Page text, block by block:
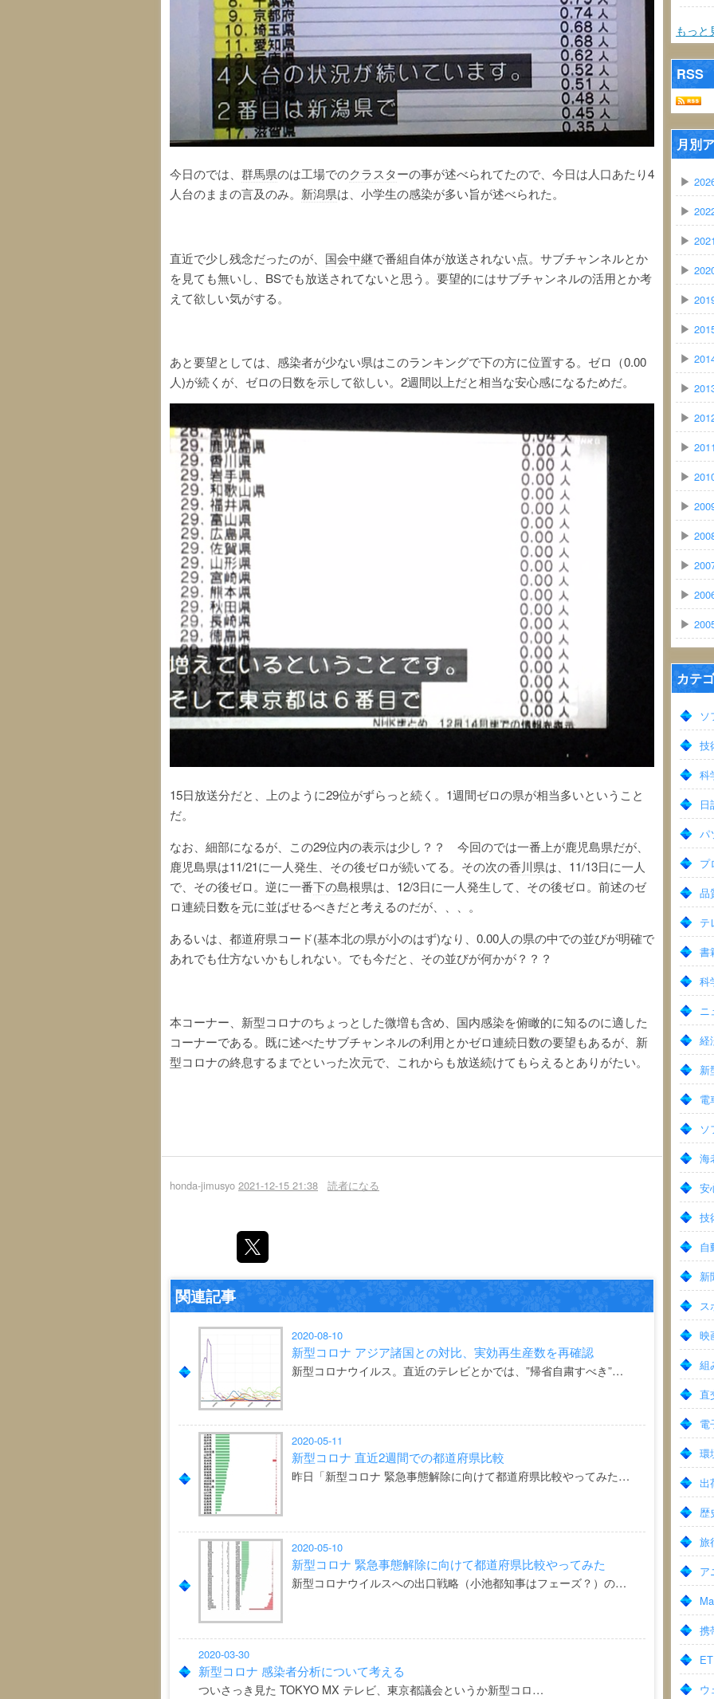
今日のでは、 群馬県のは工場でのクラスターの事が述べられてたので、今日は人口あたり4
人台のままの言及のみ。 新潟県は、小学生の感染が多い旨が述べられた。
直近で少し残念だったのが、 国会中継で番組自体が放送されない点。サブチャンネルとか
を見ても無いし、BSでも放送されてないと思う。要望的にはサブチャンネルの活用とか考
えて欲しい気がする。
あと要望としては、感染者が少ない県はこのランキングで下の方に位置する。ゼロ（0.00
人)が続くが、ゼロの日数を示して欲しい。2週間以上だと相当な安心感になるためだ。
15日放送分だと、上のように29位がずらっと続く。1週間ゼロの県が相当多いということ
だ。
なお、細部になるが、この29位内の表示は少し？？ 今回のでは一番上が鹿児島県だが、
鹿児島県は11/21に一人発生、その後ゼロが続いてる。その次の香川県は、11/13日に一人
で、その後ゼロ。逆に一番下の島根県は、12/3日に一人発生して、その後ゼロ。前述のゼ
ロ連続日数を元に並ばせるべきだと考えるのだが、、、。
あるいは、 都道府県コード(基本北の県が小のはず)なり、0.00人の県の中での並びが明確で
あれでも仕方ないかもしれない。でも今だと、その並びが何かが？？？
本コーナー、新型コロナのちょっとした微増も含め、国内感染を俯瞰的に知るのに適した
コーナーである。既に述べたサブチャンネルの利用とかゼロ連続日数の要望もあるが、新
型コロナの終息するまでといった次元で、これからも放送続けてもらえるとありがたい。
honda-jimusyo 2021-12-15 21:38 読者になる
関連記事
2020-08-10
新型コロナ アジア諸国との対比、実効再生産数を再確認
新型コロナウイルス。直近のテレビとかでは、”帰省自粛すべき”…
2020-05-11
新型コロナ 直近2週間での都道府県比較
昨日「新型コロナ 緊急事態解除に向けて都道府県比較やってみた…
2020-05-10
新型コロナ 緊急事態解除に向けて都道府県比較やってみた
新型コロナウイルスへの出口戦略（小池都知事はフェーズ？）の…
2020-03-30
新型コロナ 感染者分析について考える
ついさっき見た TOKYO MX テレビ、東京都議会というか新型コロ…
もっと
RSS
月別
▶
▶
▶ 2021
▶
▶
▶
▶
▶
▶
▶ 2011
▶
▶
▶
▶
▶
▶
カテ
ソ
技
科
日
パ
プ
品
テ
書
科
ニ
経
新
電
ソ
海
安
技
自
新
ス
映
組
直
電
環
出
歴
旅
ア
携
ウ